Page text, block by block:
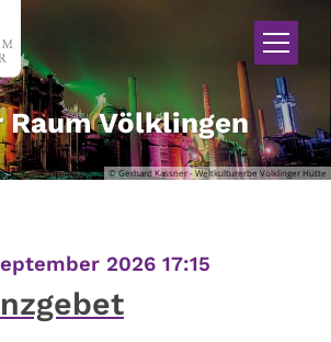
© Gerhard Kassner - Weltkulturerbe Völklinger Hütte
Raum Völklingen
2026 17:15